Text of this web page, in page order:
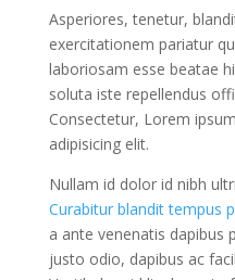
Asperiores, tenetur,
exercitationem pariatur
laboriosam esse beatae
soluta iste repellendus
Consectetur, Lorem
adipisicing elit.
Nullam id dolor id nibh
Curabitur blandit tempus
a ante venenatis dapibus
justo odio, dapibus ac